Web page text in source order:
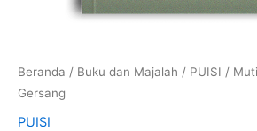
Beranda / Buku dan Majalah / PUISI /
Gersang
PUISI